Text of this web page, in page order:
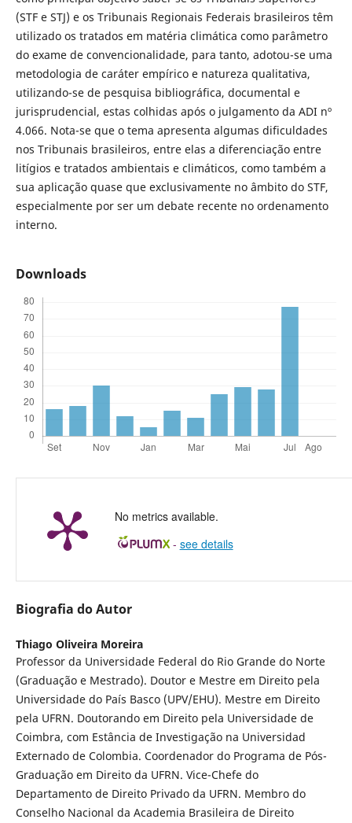
(STF e STJ) e os Tribunais Regionais Federais brasileiros têm
utilizado os tratados em matéria climática como parâmetro
do exame de convencionalidade, para tanto, adotou-se uma
metodologia de caráter empírico e natureza qualitativa,
utilizando-se de pesquisa bibliográfica, documental e
jurisprudencial, estas colhidas após o julgamento da ADI nº
4.066. Nota-se que o tema apresenta algumas dificuldades
nos Tribunais brasileiros, entre elas a diferenciação entre
litígios e tratados ambientais e climáticos, como também a
sua aplicação quase que exclusivamente no âmbito do STF,
especialmente por ser um debate recente no ordenamento
interno.
Downloads
No metrics available.
- see details
Biografia do Autor
Thiago Oliveira Moreira
Professor da Universidade Federal do Rio Grande do Norte
(Graduação e Mestrado). Doutor e Mestre em Direito pela
Universidade do País Basco (UPV/EHU). Mestre em Direito
pela UFRN. Doutorando em Direito pela Universidade de
Coimbra, com Estância de Investigação na Universidad
Externado de Colombia. Coordenador do Programa de Pós-
Graduação em Direito da UFRN. Vice-Chefe do
Departamento de Direito Privado da UFRN. Membro do
Conselho Nacional da Academia Brasileira de Direito